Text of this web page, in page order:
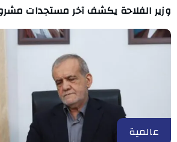
وزير الفلاحة يكشف آخر مستجدات
عالمية